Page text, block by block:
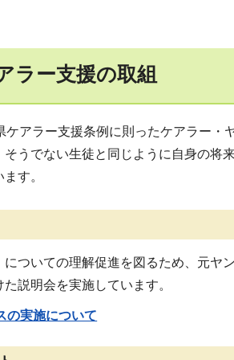
ラー支援の取組
アラー支援条例に則ったケアラー
うでない生徒と同じように自身の将
す。
ついての理解促進を図るため、元ヤ
説明会を実施しています。
の実施について